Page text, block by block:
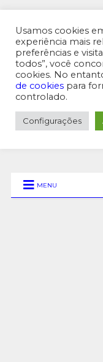
MENU SUPERIOR
MENU
Usamos cookies
experiência mais
preferências e
todos”, você
cookies. No
de cookies para
controlado.
Configurações